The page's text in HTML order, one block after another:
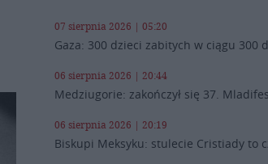
07 sierpnia 2026 | 05:20
Gaza: 300 dzieci zabitych w ciągu 300
06 sierpnia 2026 | 20:44
Medziugorie: zakończył się 37.
06 sierpnia 2026 | 20:19
Biskupi Meksyku: stulecie Cristiady to